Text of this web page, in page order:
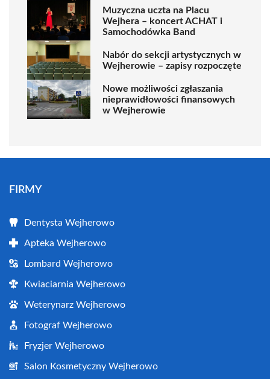
Muzyczna uczta na Placu
Wejhera – koncert ACHAT i
Samochodówka Band
Nabór do sekcji artystycznych w
Wejherowie – zapisy rozpoczęte
Nowe możliwości zgłaszania
nieprawidłowości finansowych
w Wejherowie
FIRMY
Dentysta Wejherowo
Apteka Wejherowo
Lombard Wejherowo
Kwiaciarnia Wejherowo
Weterynarz Wejherowo
Fotograf Wejherowo
Fryzjer Wejherowo
Salon Kosmetyczny Wejherowo